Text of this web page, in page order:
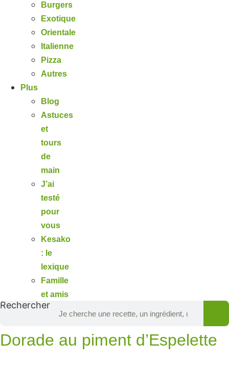
Burgers
Exotique
Orientale
Italienne
Pizza
Autres
Plus
Blog
Astuces
et
tours
de
main
J’ai
testé
pour
vous
Kesako
: le
lexique
Famille
et amis
Rechercher
Dorade au piment d’Espelette